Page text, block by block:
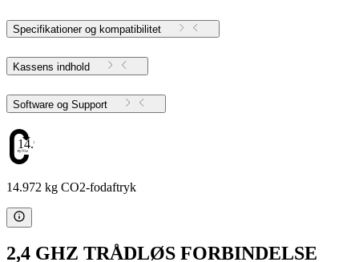
Specifikationer og kompatibilitet
Kassens indhold
Software og Support
14.972
14.972 kg CO2-fodaftryk
2,4 GHZ TRÅDLØS FORBINDELSE